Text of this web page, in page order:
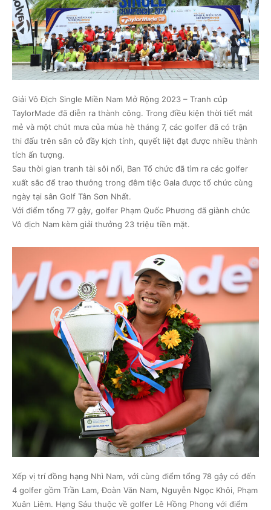
Giải Vô Địch Single Miền Nam Mở Rộng 2023 – Tranh cúp
TaylorMade đã diễn ra thành công. Trong điều kiện thời tiết mát
mẻ và một chút mưa của mùa hè tháng 7, các golfer đã có trận
thi đấu trên sân cỏ đầy kịch tính, quyết liệt đạt được nhiều thành
tích ấn tượng.
Sau thời gian tranh tài sôi nổi, Ban Tổ chức đã tìm ra các golfer
xuất sắc để trao thưởng trong đêm tiệc Gala được tổ chức cùng
ngày tại sân Golf Tân Sơn Nhất.
Với điểm tổng 77 gậy, golfer Phạm Quốc Phương đã giành chức
Vô địch Nam kèm giải thưởng 23 triệu tiền mặt.
Xếp vị trí đồng hạng Nhì Nam, với cùng điểm tổng 78 gậy có đến
4 golfer gồm Trần Lam, Đoàn Văn Nam, Nguyễn Ngọc Khôi, Phạm
Xuân Liêm. Hạng Sáu thuộc về golfer Lê Hồng Phong với điểm